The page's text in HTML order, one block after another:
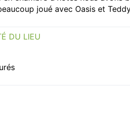
joué avec Oasis et
DU LIEU